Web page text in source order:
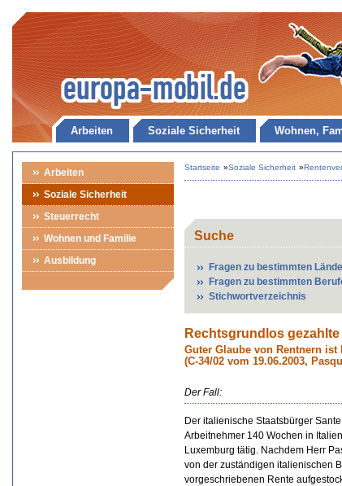
Arbeiten Soziale Sicherheit Wohnen,
Arbeiten
Soziale Sicherheit
Steuerrecht
Wohnen und Familie
Ausbildung
Startseite »Soziale Sicherheit »
Suche
Fragen zu bestimmten
Fragen zu bestimmten
Stichwortverzeichnis
Rechtsgrundlos gezahlte
Guter Glaube von Rentnern
(C-34/02 vom 19.06.2003,
Der Fall:
Der italienische Staatsbürger
Arbeitnehmer 140 Wochen in
Luxemburg tätig. Nachdem Herr
von der zuständigen italienischen
vorgeschriebenen Rente